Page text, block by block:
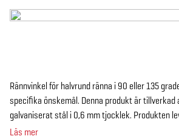
Rännvinkel för halvrund ränna i 90 eller 135
specifika önskemål. Denna produkt är tillverkad
galvaniserat stål i 0,6 mm tjocklek. Produkten
Läs mer